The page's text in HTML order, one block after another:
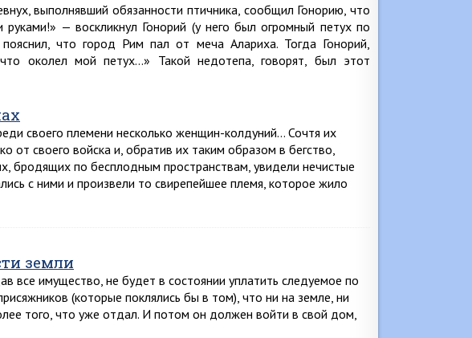
выполнявший обязанности птичника, сообщил Гонорию, что
— воскликнул Гонорий (у него был огромный петух по
что город Рим пал от меча Алариха. Тогда Гонорий,
околел мой петух…» Такой недотепа, говорят, был этот
своего племени несколько женщин-колдуний… Сочтя их
от своего войска и, обратив их таким образом в бегство,
бродящих по бесплодным пространствам, увидели нечистые
с ними и произвели то свирепейшее племя, которое жило
земли
все имущество, не будет в состоянии уплатить следуемое по
(которые поклялись бы в том), что ни на земле, ни
того, что уже отдал. И потом он должен войти в свой дом,